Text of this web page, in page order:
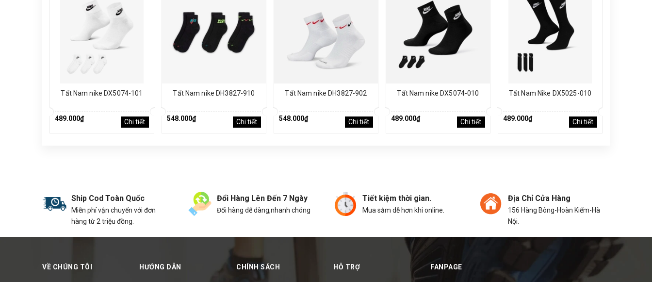
Tất Nam nike DX5074-101
489.000₫ Chi tiết
Tất Nam nike DH3827-910
548.000₫ Chi tiết
Tất Nam nike DH3827-902
548.000₫ Chi tiết
Tất Nam nike DX5074-010
489.000₫ Chi tiết
Tất Nam Nike DX5025-010
489.000₫ Chi tiết
Ship Cod Toàn Quốc
Miễn phí vận chuyển với đơn
hàng từ 2 triệu đồng.
Đổi Hàng Lên Đến 7 Ngày
Đổi hàng dễ dàng,nhanh chóng
Tiết kiệm thời gian.
Mua sắm dễ hơn khi online.
Địa Chỉ Cửa Hàng
156 Hàng Bông-Hoàn Kiếm-Hà
Nội.
VỀ CHÚNG TÔI HƯỚNG DẪN CHÍNH SÁCH HỖ TRỢ FANPAGE